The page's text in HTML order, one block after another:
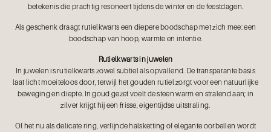
betekenis die prachtig resoneert tijdens de winter en de feestdagen.
Als geschenk draagt rutielkwarts een diepere boodschap met zich mee: een
boodschap van hoop, warmte en intentie.
Rutielkwarts in juwelen
In juwelen is rutielkwarts zowel subtiel als opvallend. De transparante basis
laat licht moeiteloos door, terwijl het gouden rutiel zorgt voor een natuurlijke
beweging en diepte. In goud gezet voelt de steen warm en stralend aan; in
zilver krijgt hij een frisse, eigentijdse uitstraling.
Of het nu als delicate ring, verfijnde halsketting of elegante oorbellen wordt